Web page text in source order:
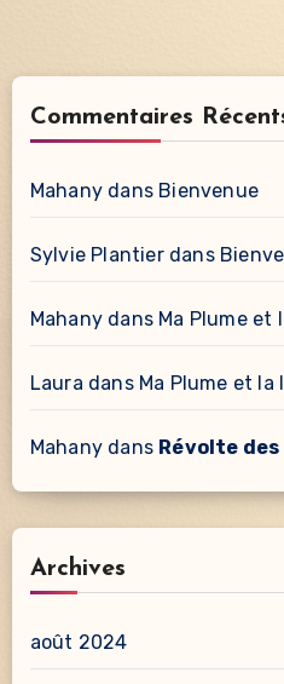
Commentaires
Mahanydans Bienvenue
Sylvie Plantierdans
Mahanydans Ma Plume et
Laura dans Ma Plume et la
Mahanydans Révolte
Archives
août 2024